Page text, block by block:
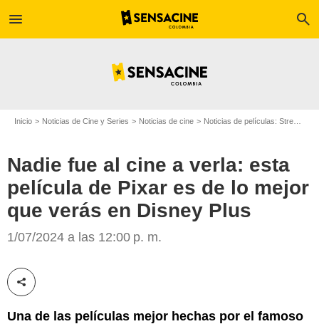
menu search
Inicio Noticias de Cine y Series Noticias de cine Noticias de películas: Streaming
Nadie fue al cine a verla: esta
película de Pixar es de lo mejor
que verás en Disney Plus
1/07/2024 a las 12:00 p. m.
Compartir esta noticia
Una de las películas mejor hechas por el famoso